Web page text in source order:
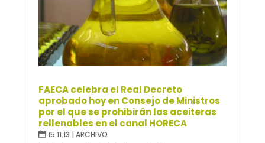
FAECA celebra el Real Decreto
aprobado hoy en Consejo de Ministros
por el que se prohibirán las aceiteras
rellenables en el canal HORECA
15.11.13 | ARCHIVO